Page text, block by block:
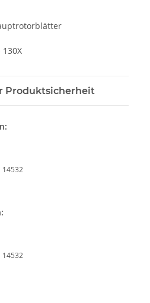
Produktsicherheit
14532
14532